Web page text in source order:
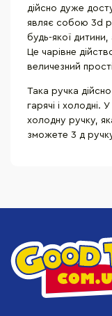
дійсно дуже
являє собою 3d
будь-якої
Це чарівне
величезний
Така ручка
гарячі і
холодну ручку,
зможете 3 д